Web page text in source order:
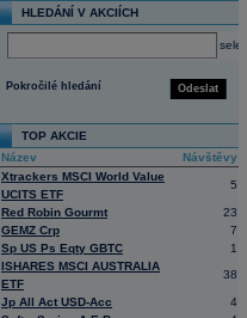
HLEDÁNÍ V AKCIÍCH
select
Odeslat
Pokročilé hledání
TOP AKCIE
Název
Návštěvy
Xtrackers MSCI World Value
UCITS ETF
5
Red Robin Gourmt
23
GEMZ Crp
7
Sp US Ps Eqty GBTC
1
ISHARES MSCI AUSTRALIA
ETF
38
Jp All Act USD-Acc
4